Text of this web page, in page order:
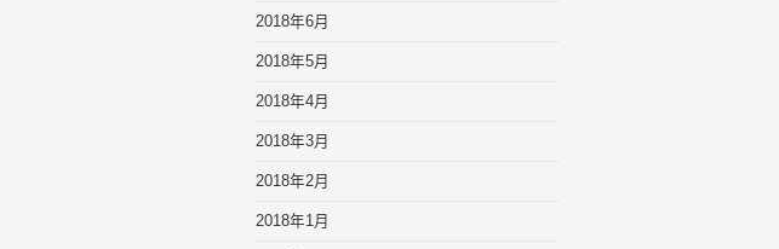
2018年6月
2018年5月
2018年4月
2018年3月
2018年2月
2018年1月